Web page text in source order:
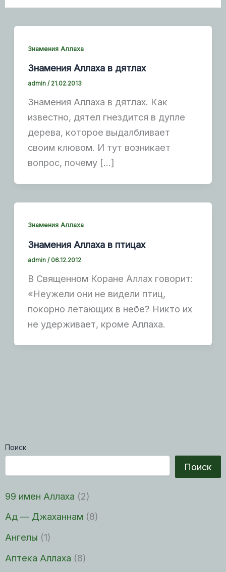
Поиск
Поиск
99 имен Аллаха (2)
Ад — Джаханнам (8)
Ангелы (1)
Аптека Аллаха (8)
Знамения Аллаха
Знамения Аллаха в дятлах
admin/ 21.02.2013
Знамения Аллаха в дятлах. Как
известно, дятел гнездится в дупле
дерева, которое выдалбливает
своим клювом. И тут возникает
вопрос, почему […]
Знамения Аллаха
Знамения Аллаха в птицах
admin/ 06.12.2012
В Священном Коране Аллах говорит:
«Неужели они не видели птиц,
покорно летающих в небе? Никто их
не удерживает, кроме Аллаха.